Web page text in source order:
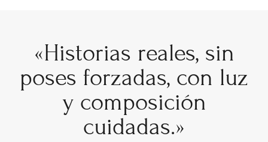
«Historias reales, sin
poses forzadas, con luz
y composición
cuidadas.»